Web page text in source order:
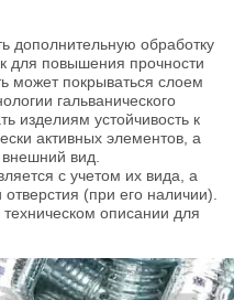
дополнительную обработку
для повышения прочности
может покрываться слоем
гальванического
изделиям устойчивость к
активных элементов, а
вид.
с учетом их вида, а
(при его наличии).
описании для